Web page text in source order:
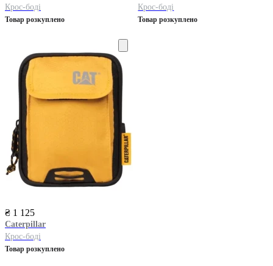
Крос-боді
Товар розкуплено
Крос-боді
Товар розкуплено
₴ 1 125
Caterpillar
Крос-боді
Товар розкуплено